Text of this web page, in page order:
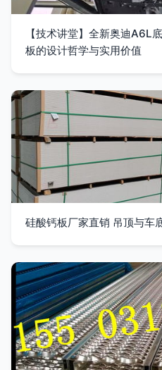
【技术讲堂】全新奥迪A6L
板的设计哲学与实用价值
硅酸钙板厂家直销 吊顶与车